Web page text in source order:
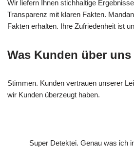
Wir liefern Ihnen stichhaltige
Transparenz mit klaren Fakten.
Fakten erhalten. Ihre Zufriedenheit ist
Was Kunden über uns
Stimmen. Kunden vertrauen unserer
wir Kunden überzeugt haben.
Super Detektei. Genau was ich